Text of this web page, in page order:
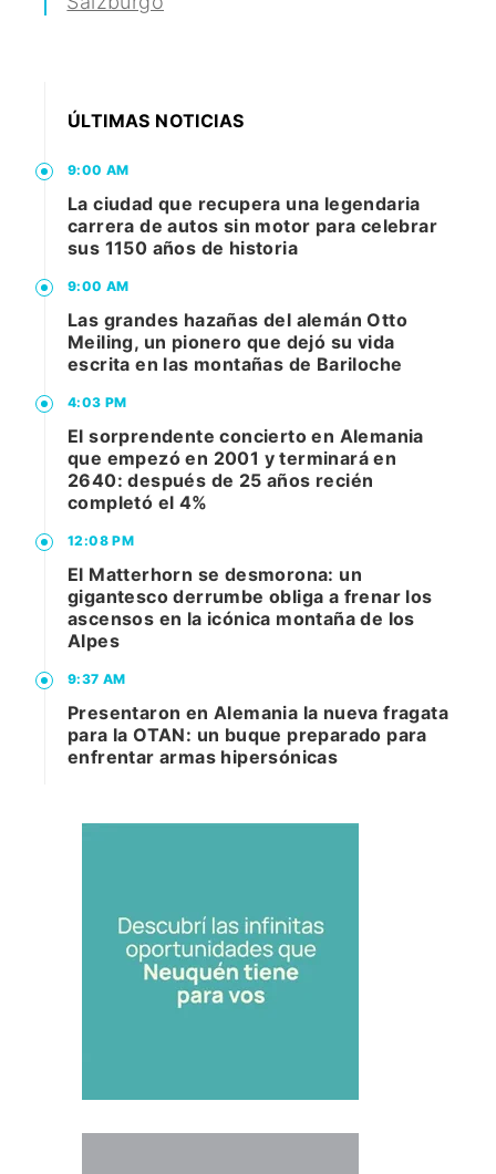
ÚLTIMAS NOTICIAS
9:00 AM
La ciudad que recupera una legendaria
carrera de autos sin motor para celebrar
sus 1150 años de historia
9:00 AM
Las grandes hazañas del alemán Otto
Meiling, un pionero que dejó su vida
escrita en las montañas de Bariloche
4:03 PM
El sorprendente concierto en Alemania
que empezó en 2001 y terminará en
2640: después de 25 años recién
completó el 4%
12:08 PM
El Matterhorn se desmorona: un
gigantesco derrumbe obliga a frenar los
ascensos en la icónica montaña de los
Alpes
9:37 AM
Presentaron en Alemania la nueva fragata
para la OTAN: un buque preparado para
enfrentar armas hipersónicas